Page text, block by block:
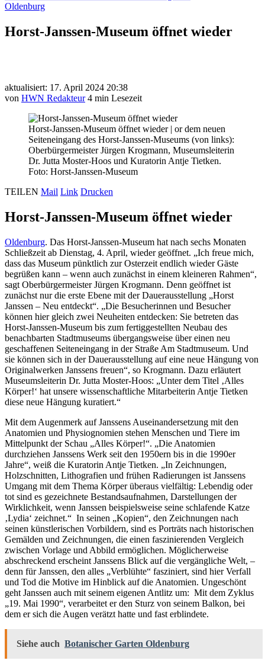
Oldenburg
Horst-Janssen-Museum öffnet wieder
aktualisiert: 17. April 2024 20:38
von HWN Redakteur 4 min Lesezeit
Horst-Janssen-Museum öffnet wieder | or dem neuen
Seiteneingang des Horst-Janssen-Museums (von links):
Oberbürgermeister Jürgen Krogmann, Museumsleiterin
Dr. Jutta Moster-Hoos und Kuratorin Antje Tietken.
Foto: Horst-Janssen-Museum
TEILEN Mail Link Drucken
Horst-Janssen-Museum öffnet wieder
Oldenburg. Das Horst-Janssen-Museum hat nach sechs Monaten
Schließzeit ab Dienstag, 4. April, wieder geöffnet. „Ich freue mich,
dass das Museum pünktlich zur Osterzeit endlich wieder Gäste
begrüßen kann – wenn auch zunächst in einem kleineren Rahmen“,
sagt Oberbürgermeister Jürgen Krogmann. Denn geöffnet ist
zunächst nur die erste Ebene mit der Dauerausstellung „Horst
Janssen – Neu entdeckt“. „Die Besucherinnen und Besucher
können hier gleich zwei Neuheiten entdecken: Sie betreten das
Horst-Janssen-Museum bis zum fertiggestellten Neubau des
benachbarten Stadtmuseums übergangsweise über einen neu
geschaffenen Seiteneingang in der Straße Am Stadtmuseum. Und
sie können sich in der Dauerausstellung auf eine neue Hängung von
Originalwerken Janssens freuen“, so Krogmann. Dazu erläutert
Museumsleiterin Dr. Jutta Moster-Hoos: „Unter dem Titel ‚Alles
Körper!‘ hat unsere wissenschaftliche Mitarbeiterin Antje Tietken
diese neue Hängung kuratiert.“
Mit dem Augenmerk auf Janssens Auseinandersetzung mit den
Anatomien und Physiognomien stehen Menschen und Tiere im
Mittelpunkt der Schau „Alles Körper!“. „Die Anatomien
durchziehen Janssens Werk seit den 1950ern bis in die 1990er
Jahre“, weiß die Kuratorin Antje Tietken. „In Zeichnungen,
Holzschnitten, Lithografien und frühen Radierungen ist Janssens
Umgang mit dem Thema Körper überaus vielfältig: Lebendig oder
tot sind es gezeichnete Bestandsaufnahmen, Darstellungen der
Wirklichkeit, wenn Janssen beispielsweise seine schlafende Katze
‚Lydia‘ zeichnet.“ In seinen „Kopien“, den Zeichnungen nach
seinen künstlerischen Vorbildern, sind es Porträts nach historischen
Gemälden und Zeichnungen, die einen faszinierenden Vergleich
zwischen Vorlage und Abbild ermöglichen. Möglicherweise
abschreckend erscheint Janssens Blick auf die vergängliche Welt, –
denn für Janssen, den alles „Verblühte“ fasziniert, sind hier Verfall
und Tod die Motive im Hinblick auf die Anatomien. Ungeschönt
geht Janssen auch mit seinem eigenen Antlitz um: Mit dem Zyklus
„19. Mai 1990“, verarbeitet er den Sturz von seinem Balkon, bei
dem er sich die Augen verätzt hatte und fast erblindete.
Siehe auch Botanischer Garten Oldenburg